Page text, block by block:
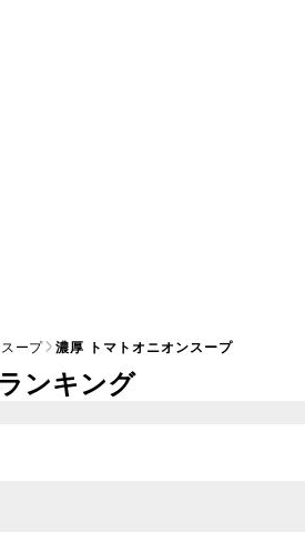
ープ 濃厚 トマトオニオンスープ
ンキング